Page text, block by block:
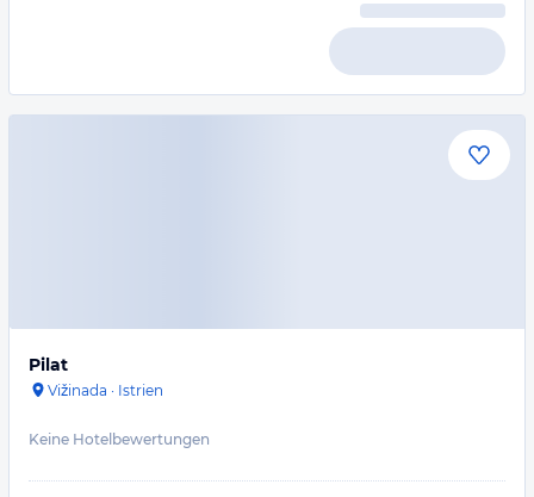
Pilat
Vižinada · Istrien
Keine Hotelbewertungen